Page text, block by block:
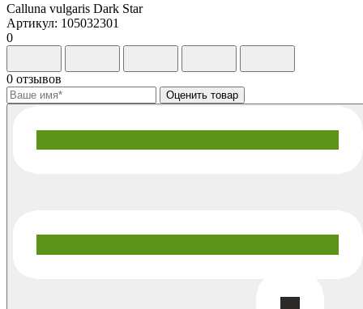
Calluna vulgaris Dark Star
Артикул: 105032301
0
0 отзывов